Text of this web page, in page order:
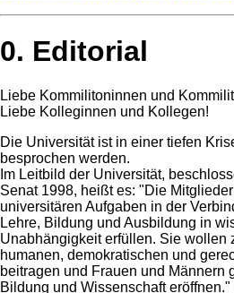
0. Editorial
Liebe Kommilitoninnen und
Liebe Kolleginnen und Kollegen!
Die Universität ist in einer tiefen
besprochen werden.
Im Leitbild der Universität,
Senat 1998, heißt es: "Die
universitären Aufgaben in der
Lehre, Bildung und Ausbildung in
Unabhängigkeit erfüllen. Sie wollen
humanen, demokratischen und
beitragen und Frauen und Männern
Bildung und Wissenschaft